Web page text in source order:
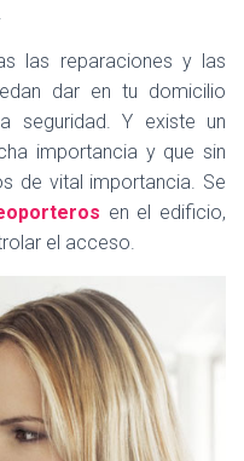
las reparaciones y las
dar en tu domicilio
seguridad. Y existe un
importancia y que sin
de vital importancia. Se
en el edificio,
el acceso.